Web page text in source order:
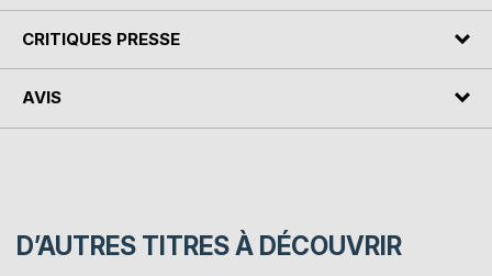
CRITIQUES PRESSE
AVIS
D’AUTRES TITRES À DÉCOUVRIR